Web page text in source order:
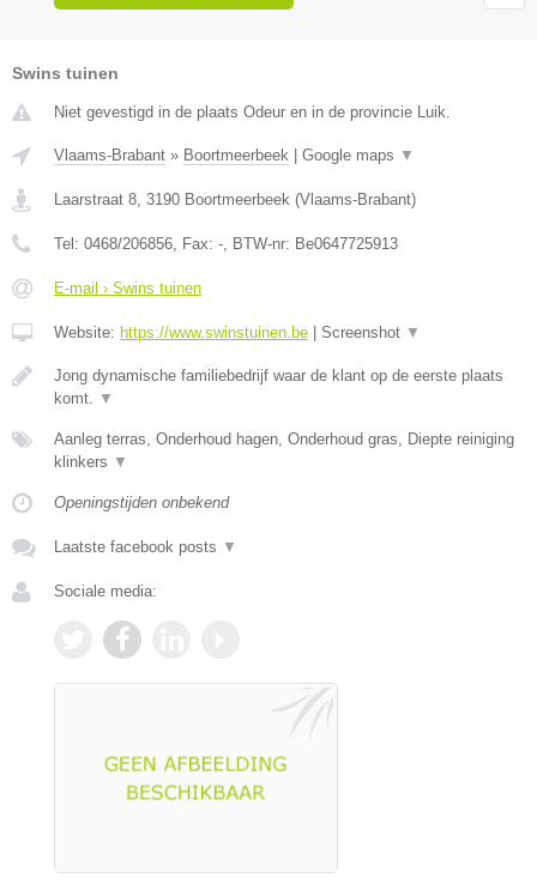
Swins tuinen
Niet gevestigd in de plaats Odeur en in de provincie Luik.
Vlaams-Brabant » Boortmeerbeek Google maps ▼
Laarstraat 8, 3190 Boortmeerbeek (Vlaams-Brabant)
Tel: 0468/206856, Fax: -, BTW-nr: Be0647725913
E-mail › Swins tuinen
Website: https://www.swinstuinen.be Screenshot ▼
Jong dynamische familiebedrijf waar de klant op de eerste plaats
komt. ▼
Aanleg terras, Onderhoud hagen, Onderhoud gras, Diepte reiniging
klinkers ▼
Openingstijden onbekend
Laatste facebook posts ▼
Sociale media: